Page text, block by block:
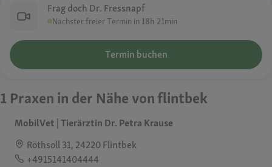
Frag doch Dr. Fressnapf
Nächster freier Termin in 18h 21min
Termin buchen
1 Praxen in der Nähe von flintbek
MobilVet | Tierärztin Dr. Petra Krause
Röthsoll 31, 24220 Flintbek
+4915141404444